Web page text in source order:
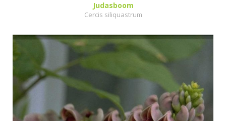
Judasboom
Cercis siliquastrum